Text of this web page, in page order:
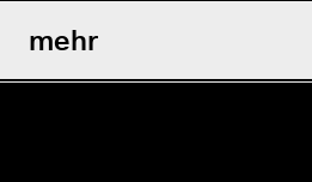
mehr